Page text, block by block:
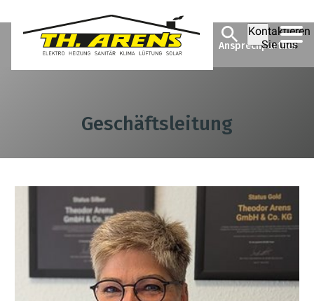
Kontaktieren
Sie uns
Theodor Arens GmbH & Co.
Unternehmen Ansprechpartner
Geschäftsleitung